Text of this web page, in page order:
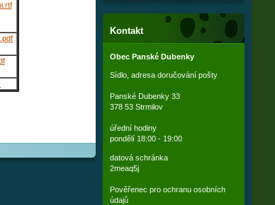
Kontakt
Obec Panské Dubenky
Sídlo, adresa doručování pošty
Panské Dubenky 33
378 53 Strmilov
úřední hodiny
pondělí 18:00 - 19:00
datová schránka
2meaq5j
Pověřenec pro ochranu osobních
údajů